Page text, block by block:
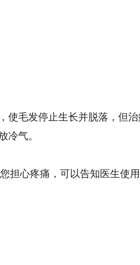
使毛发停止生长并脱落，但
气。
心疼痛，可以告知医生使用